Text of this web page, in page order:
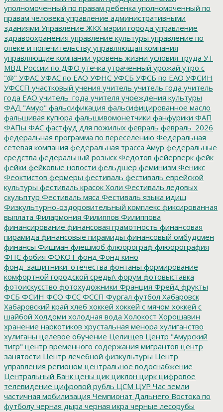
уполномоченный по правам ребенка уполномоченный по
правам человека управление административными
зданиями Управление ЖКХ мэрии города управление
здравоохранения управление культуры управление по
опеке и попечительству управляющая компания
управляющие компании уровень жизни условия труда УТ
МВД России по ДФО утечка утраченный урожай утро с
"@" УФАС УФАС по ЕАО УФНС УФСБ УФСБ по ЕАО УФСИН
УФССП участковый учения учитель учитель года учитель
года ЕАО учитель_года учителя учреждения культуры
ФАД "Амур" фальсификация фальсифицированное масло
фальшивая купюра фальшивомонетчики фанфурики ФАП
ФАПы ФАС фастфуд для пожилых февраль февраль_2026
федеральная программа по переселению Федеральная
сетевая компания федеральная трасса Амур федеральные
средства федеральный розыск Федотов фейерверк фейк
фейки фейковые новости фельдшер феминизм Феникс
Феоктистов фермеры фестиваль фестиваль еврейской
культуры фестиваль красок Холи Фестиваль ледовых
скульптур Фестиваль мяса Фестиваль языка идиш
Физкультурно-оздоровительный комплекс фиксированная
выплата Филармония Филиппов Филиппова
финансирование финансовая грамотность финансовая
пирамида финансовые пирамиды финансовый омбудсмен
финансы Фишман флешмоб флюорограф флюорография
ФНС фобия ФОКОТ фонд Фонд кино
фонд_защитники_отечества фонтаны формирование
комфортной городской среды\ форум фотовыставка
фотоискусство фотохудожники Франция Фрейд фрукты
ФСБ ФСИН ФСО ФСС ФССП Фургал футбол Хабаровск
Хабаровский край хлеб хоккей хоккей с мячом хоккей с
шайбой Холдоми холодная вода Холокост Хорошавин
хранение наркотиков хрустальная менора хулиганство
хулиганы целевое обучение Целищев Центр "Амурский
тигр" центр временного содержания мигрантов центр
занятости Центр лечебной физкультуры Центр
управления регионом центральное водоснабжение
Центральный Банк цены цик циклон цирк цифровое
телевидение цифровой рубль ЦСМ ЦУР Час земли
частичная мобилизация Чемпионат Дальнего Востока по
футболу черная дыра черная икра черные лесорубы